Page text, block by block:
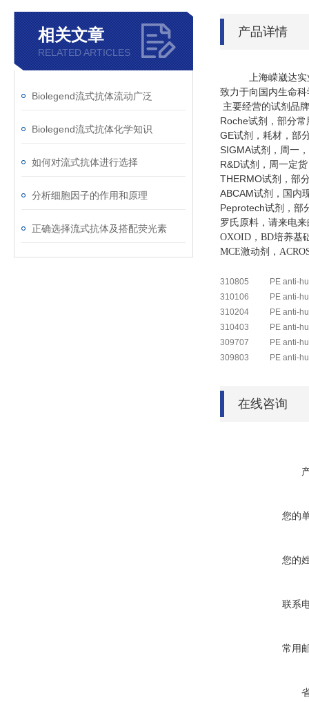
相关文章
RELATED ARTICLES
Biolegend流式抗体流动广泛
Biolegend流式抗体化学知识
如何对流式抗体进行选择
分析细胞因子的作用和原理
正确选择流式抗体及搭配荧光素
产品详情
上海嵘崴达
致力于向国内生命
主要经营的试剂品
Roche试剂，部分
GE试剂，耗材，部
SIGMA试剂，周一
R&D试剂，周一定
THERMO试剂，部
ABCAM试剂，国内
Peprotech试剂，部
罗氏原料，请来电
OXOID ， BD培养基
MCE激动剂，
310805
PE anti-
310106
PE anti-
310204
PE anti-
310403
PE anti-
309707
PE anti-
309803
PE anti-
在线咨询
您的
您的
联系
常用